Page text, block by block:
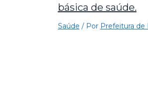
básica de saúde.
Saúde / Por Prefeitura de